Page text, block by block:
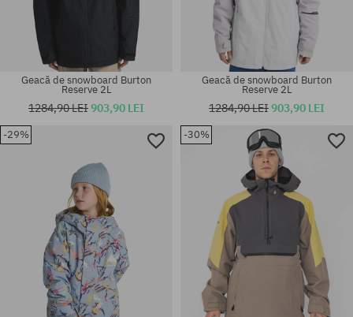
Mărimi existente:
Mărimi existente:
Geacă de snowboard Burton
Reserve 2L
1284,90 LEI903,90 LEI
Geacă de snowboard Burton
Reserve 2L
1284,90 LEI903,90 LEI
-29% -30%